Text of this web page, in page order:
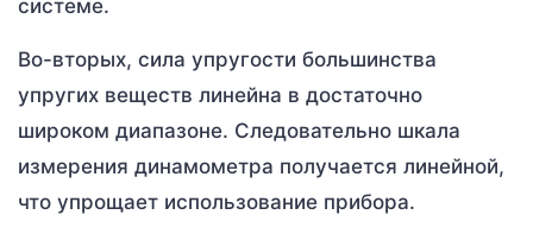
системе.
Во-вторых, сила упругости большинства
упругих веществ линейна в достаточно
широком диапазоне. Следовательно шкала
измерения динамометра получается линейной,
что упрощает использование прибора.